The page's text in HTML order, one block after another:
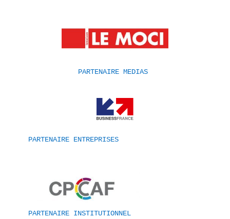
PARTENAIRE MEDIAS
PARTENAIRE ENTREPRISES
PARTENAIRE INSTITUTIONNEL